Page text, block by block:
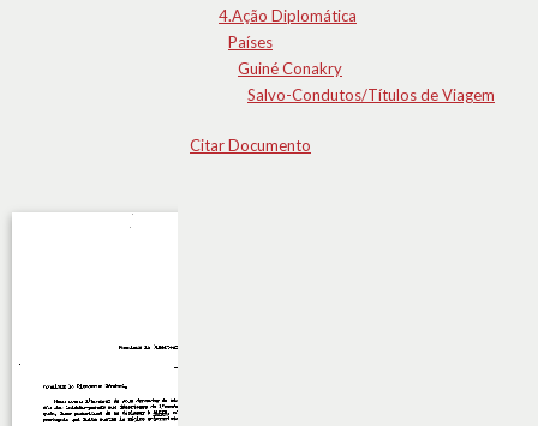
4.Ação Diplomática
Países
Guiné Conakry
Salvo-Condutos/Títulos de Viagem
Citar Documento